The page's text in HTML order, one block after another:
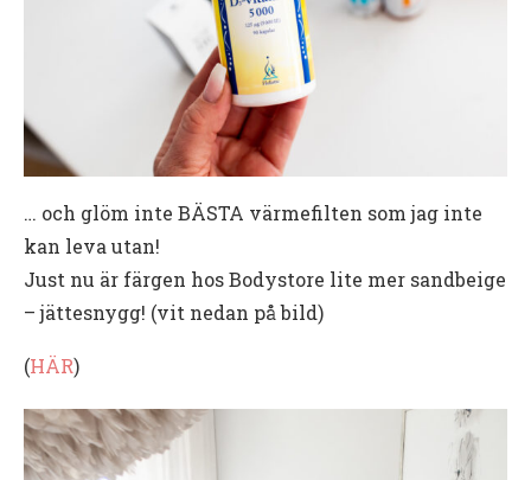
… och glöm inte BÄSTA värmefilten som jag inte
kan leva utan!
Just nu är färgen hos Bodystore lite mer sandbeige
– jättesnygg! (vit nedan på bild)
(HÄR)